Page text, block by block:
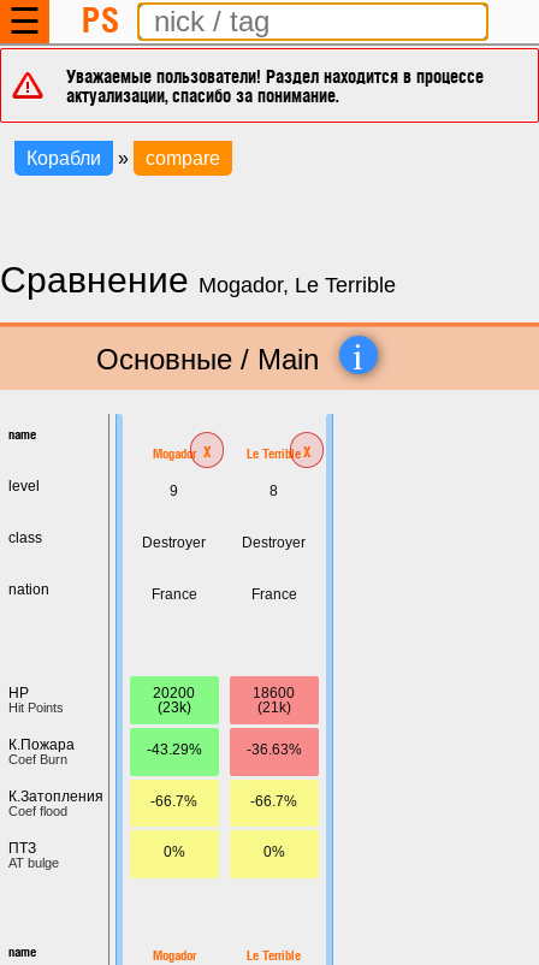
☰ PS
Уважаемые пользователи! Раздел находится в процессе
актуализации, спасибо за понимание.
Корабли » compare
Сравнение Mogador, Le Terrible
Основные / Main i
name
level
class
nation
HP
Hit Points
К.Пожара
Coef Burn
К.Затопления
Coef flood
ПТЗ
AT bulge
name
Mogador x
9
Destroyer
France
20200
(23k)
-43.29%
-66.7%
0%
Mogador
Le Terriblex
8
Destroyer
France
18600
(21k)
-36.63%
-66.7%
0%
Le Terrible